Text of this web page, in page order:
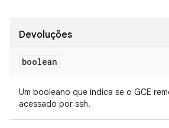
Devoluções
boolean
Um booleano que indica se o GCE
acessado por ssh.